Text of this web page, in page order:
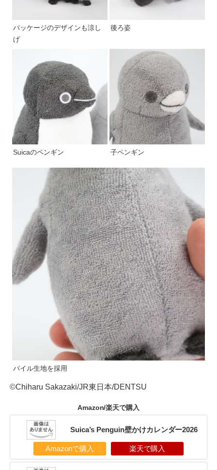
パッケージのデザインも涼し
げ
後ろ姿
Suicaのペンギン 子ペンギン
パイル生地を採用
©Chiharu Sakazaki/JR東日本/DENTSU
Amazon/楽天で購入
Suica’s Penguin壁かけカレンダー2026
Amazonで購入 楽天で購入